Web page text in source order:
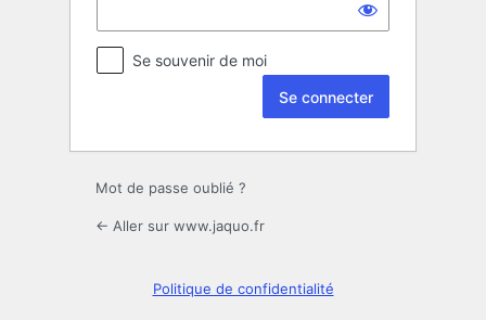
Se souvenir de moi
Mot de passe oublié ?
← Aller sur www.jaquo.fr
Politique de confidentialité